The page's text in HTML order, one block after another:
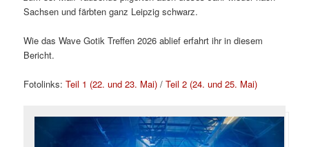
Sachsen und färbten ganz Leipzig schwarz.
Wie das Wave Gotik Treffen 2026 ablief erfahrt ihr in diesem
Bericht.
Fotolinks:Teil 1 (22. und 23. Mai) /Teil 2 (24. und 25. Mai)